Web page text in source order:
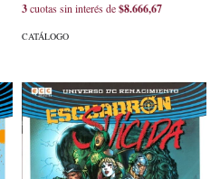
3cuotas sin interés de$8.666,67
CATÁLOGO